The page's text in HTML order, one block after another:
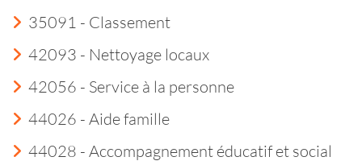
35091 - Classement
42093 - Nettoyage locaux
42056 - Service à la personne
44026 - Aide famille
44028 - Accompagnement éducatif et social